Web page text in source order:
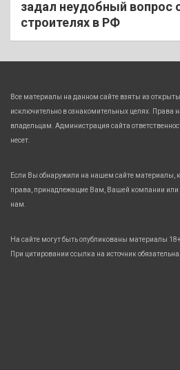
задал неудобный вопрос
строителях в РФ
Все материалы на данном сайте взяты из
исключительно в ознакомительных целях. Права
владельцам. Администрация сайта
несет.
Если Вы обнаружили на нашем сайте материалы,
права, принадлежащие Вам, Вашей компании или
нам.
На сайте могут быть опубликованы материалы
При цитировании ссылка на источник обязательна.